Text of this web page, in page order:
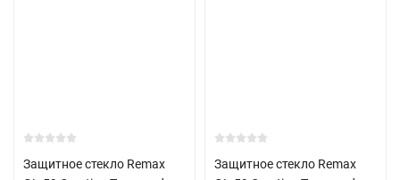
Защитное стекло Remax
Защитное стекло Remax